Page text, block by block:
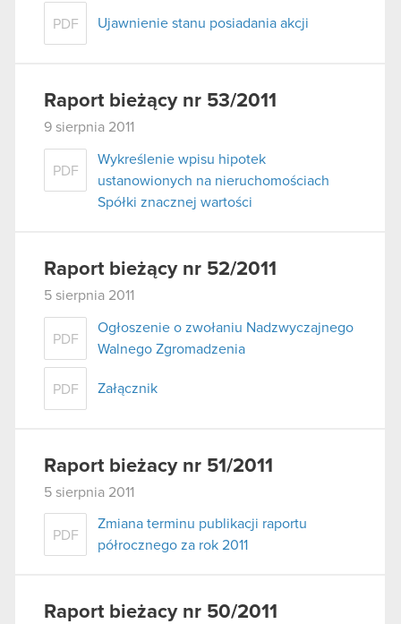
PDF Ujawnienie stanu posiadania akcji
Raport bieżący nr 53/2011
9 sierpnia 2011
PDF
Wykreślenie wpisu hipotek
ustanowionych na nieruchomościach
Spółki znacznej wartości
Raport bieżący nr 52/2011
5 sierpnia 2011
PDF
Ogłoszenie o zwołaniu Nadzwyczajnego
Walnego Zgromadzenia
PDF Załącznik
Raport bieżacy nr 51/2011
5 sierpnia 2011
PDF
Zmiana terminu publikacji raportu
półrocznego za rok 2011
Raport bieżacy nr 50/2011